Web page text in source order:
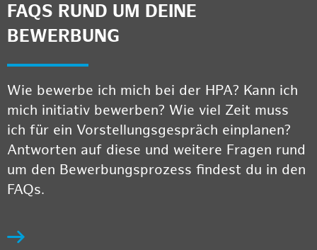
FAQS RUND UM DEINE
BEWERBUNG
Wie bewerbe ich mich bei der HPA? Kann ich
mich initiativ bewerben? Wie viel Zeit muss
ich für ein Vorstellungsgespräch einplanen?
Antworten auf diese und weitere Fragen rund
um den Bewerbungsprozess findest du in den
FAQs.